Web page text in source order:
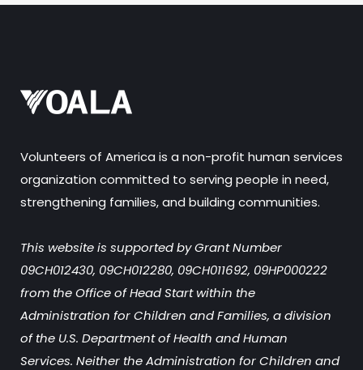
Volunteers of America is a non-profit human services
organization committed to serving people in need,
strengthening families, and building communities.
This website is supported by Grant Number
09CH012430, 09CH012280, 09CH011692, 09HP000222
from the Office of Head Start within the
Administration for Children and Families, a division
of the U.S. Department of Health and Human
Services. Neither the Administration for Children and